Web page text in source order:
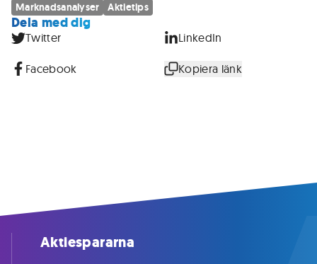
Marknadsanalyser Aktietips
Dela med dig
Twitter LinkedIn
Facebook Kopiera länk
Aktiespararna